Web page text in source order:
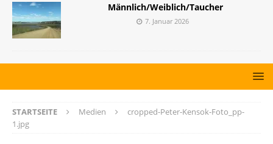
Männlich/Weiblich/Taucher
7. Januar 2026
STARTSEITE Medien
cropped-Peter-Kensok-Foto_pp-
1.jpg